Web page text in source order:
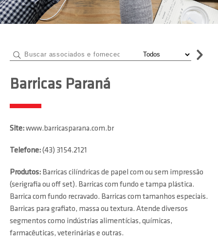
Barricas Paraná
Site:www.barricasparana.com.br
Telefone:(43) 3154.2121
Produtos: Barricas cilíndricas de papel com ou sem impressão
(serigrafia ou off set). Barricas com fundo e tampa plástica.
Barrica com fundo recravado. Barricas com tamanhos especiais.
Barricas para grafiato, massa ou textura. Atende diversos
segmentos como indústrias alimentícias, químicas,
farmacêuticas, veterinárias e outras.